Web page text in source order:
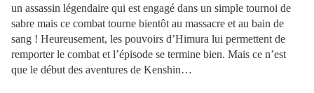
un assassin légendaire qui est engagé dans un simple tournoi de
sabre mais ce combat tourne bientôt au massacre et au bain de
sang ! Heureusement, les pouvoirs d’Himura lui permettent de
remporter le combat et l’épisode se termine bien. Mais ce n’est
que le début des aventures de Kenshin…